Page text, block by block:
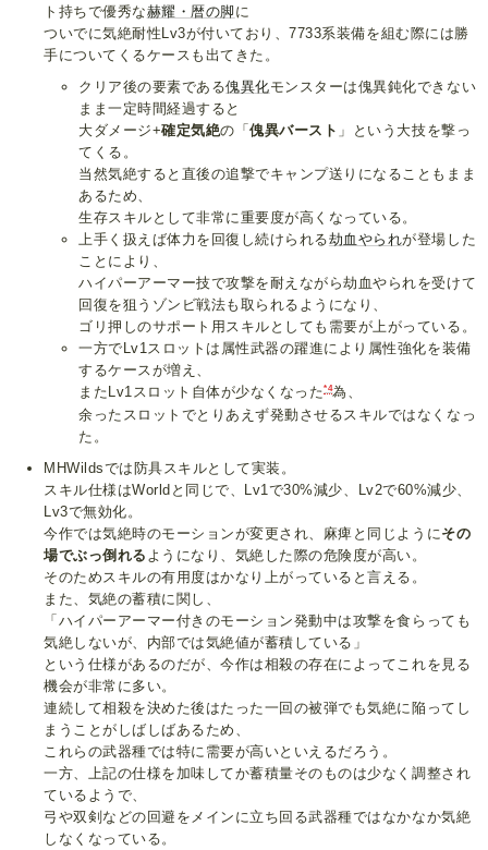
ト持ちで優秀な赫耀・暦の脚 に
ついでに気絶耐性Lv3が付いており、7733系装備を組む際には勝
手についてくるケースも出てきた。
クリア後の要素である傀異化モンスターは傀異鈍化できない
まま一定時間経過すると
大ダメージ+確定気絶の「傀異バースト 」という大技を撃っ
てくる。
当然気絶すると直後の追撃でキャンプ送りになることもまま
あるため、
生存スキルとして非常に重要度が高くなっている。
上手く扱えば体力を回復し続けられる劫血やられが登場した
ことにより、
ハイパーアーマー技で攻撃を耐えながら劫血やられを受けて
回復を狙うゾンビ戦法も取られるようになり、
ゴリ押しのサポート用スキルとしても需要が上がっている。
一方でLv1スロットは属性武器の躍進により属性強化を装備
するケースが増え、
またLv1スロット自体が少なくなった*4為、
余ったスロットでとりあえず発動させるスキルではなくなっ
た。
MHWildsでは防具スキルとして実装。
スキル仕様はWorldと同じで、Lv1で30%減少、Lv2で60%減少、
Lv3で無効化。
今作では気絶時のモーションが変更され、麻痺と同じように その
場でぶっ倒れる ようになり、気絶した際の危険度が高い。
そのためスキルの有用度はかなり上がっていると言える。
また、気絶の蓄積に関し、
「ハイパーアーマー付きのモーション発動中は攻撃を食らっても
気絶しないが、内部では気絶値が蓄積している」
という仕様があるのだが、今作は相殺の存在によってこれを見る
機会が非常に多い。
連続して相殺を決めた後はたった一回の被弾でも気絶に陥ってし
まうことがしばしばあるため、
これらの武器種では特に需要が高いといえるだろう。
一方、上記の仕様を加味してか蓄積量そのものは少なく調整され
ているようで、
弓や双剣などの回避をメインに立ち回る武器種ではなかなか気絶
しなくなっている。